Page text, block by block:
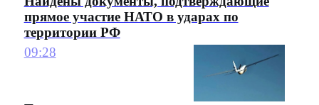
прямое участие НАТО в ударах по
территории РФ
09:28